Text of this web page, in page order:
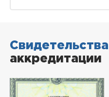
Свидетельства
аккредитации